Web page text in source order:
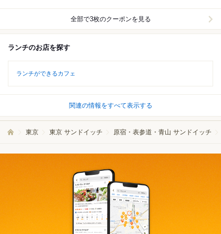
全部で3枚のクーポンを見る
ランチのお店を探す
ランチができるカフェ
関連の情報をすべて表示する
東京 東京 サンドイッチ 原宿・表参道・青山 サンドイッチ